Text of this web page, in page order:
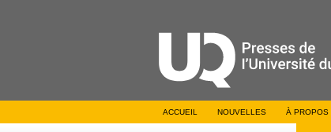
ACCUEIL NOUVELLES À PROPOS